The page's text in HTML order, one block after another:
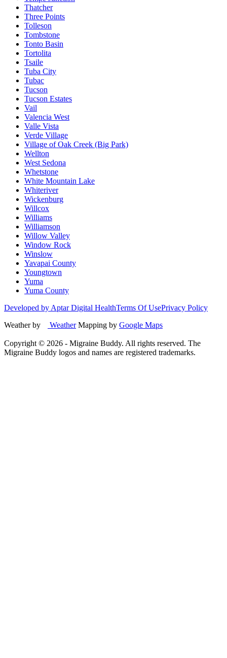
Thatcher
Three Points
Tolleson
Tombstone
Tonto Basin
Tortolita
Tsaile
Tuba City
Tubac
Tucson
Tucson Estates
Vail
Valencia West
Valle Vista
Verde Village
Village of Oak Creek (Big Park)
Wellton
West Sedona
Whetstone
White Mountain Lake
Whiteriver
Wickenburg
Willcox
Williams
Williamson
Willow Valley
Window Rock
Winslow
Yavapai County
Youngtown
Yuma
Yuma County
Developed by Aptar Digital HealthTerms Of UsePrivacy Policy
Weather by
WeatherMapping by Google Maps
Copyright © 2026 - Migraine Buddy. All rights reserved. The
Migraine Buddy logos and names are registered trademarks.